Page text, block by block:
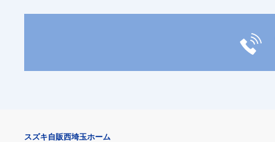
スズキ自販西埼玉ホーム